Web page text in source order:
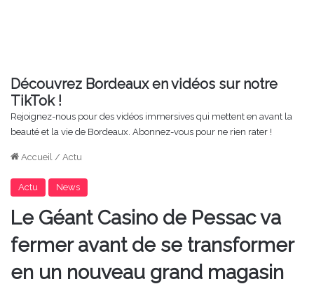
Découvrez Bordeaux en vidéos sur notre
TikTok !
Rejoignez-nous pour des vidéos immersives qui mettent en avant la
beauté et la vie de Bordeaux. Abonnez-vous pour ne rien rater !
Accueil / Actu
Actu News
Le Géant Casino de Pessac va
fermer avant de se transformer
en un nouveau grand magasin